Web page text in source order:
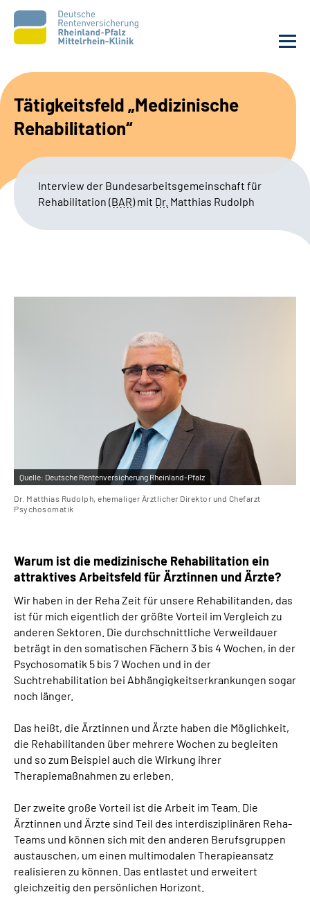
Unsere Angebote
Ihre Rehabilitation
Karriere
Suche
Tätigkeitsfeld „Medizinische
Rehabilitation“
Interview der Bundesarbeitsgemeinschaft für
Rehabilitation (BAR)mit Dr. Matthias Rudolph
Quelle: Deutsche Rentenversicherung Rheinland-Pfalz
Dr. Matthias Rudolph, ehemaliger Ärztlicher Direktor und Chefarzt
Psychosomatik
Warum ist die medizinische Rehabilitation ein
attraktives Arbeitsfeld für Ärztinnen und Ärzte?
Wir haben in der Reha Zeit für unsere Rehabilitanden, das
ist für mich eigentlich der größte Vorteil im Vergleich zu
anderen Sektoren. Die durchschnittliche Verweildauer
beträgt in den somatischen Fächern 3 bis 4 Wochen, in der
Psychosomatik 5 bis 7 Wochen und in der
Suchtrehabilitation bei Abhängigkeitserkrankungen sogar
noch länger.
Das heißt, die Ärztinnen und Ärzte haben die Möglichkeit,
die Rehabilitanden über mehrere Wochen zu begleiten
und so zum Beispiel auch die Wirkung ihrer
Therapiemaßnahmen zu erleben.
Der zweite große Vorteil ist die Arbeit im Team. Die
Ärztinnen und Ärzte sind Teil des interdisziplinären Reha-
Teams und können sich mit den anderen Berufsgruppen
austauschen, um einen multimodalen Therapieansatz
realisieren zu können. Das entlastet und erweitert
gleichzeitig den persönlichen Horizont.